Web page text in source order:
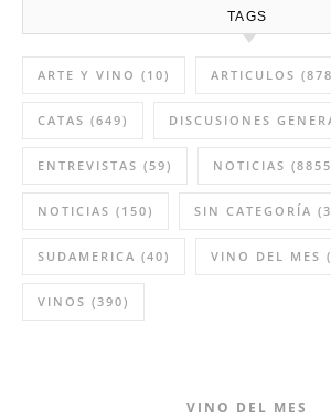
TAGS
ARTE Y VINO (10) ARTICULOS
CATAS (649) DISCUSIONES
ENTREVISTAS (59) NOTICIAS
NOTICIAS (150) SIN CATEGORÍA
SUDAMERICA (40) VINO DEL MES
VINOS (390)
VINO DEL MES